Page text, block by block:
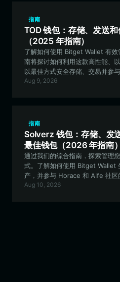
指南
TOD 钱包：存储、发送
（2025 年指南）
了解如何使用 Bitget Wallet 有效
南将探讨如何利用这款高性能、
以最佳方式安全存储、交易并参
生态系统。
Aug 9, 2026
指南
Solverz 钱包：存储、发
最佳钱包（2026 年指南）
通过我们的综合指南，探索管理
式。了解如何使用 Bitget Wallet
产，并参与 Horace 和 Alfe 社区
Aug 10, 2026